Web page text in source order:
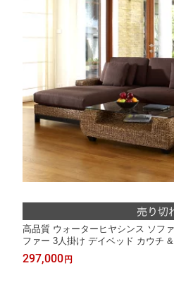
高品質 ウォーターヒヤシンス ソフ
ファー 3人掛け デイベッド カウチ
ソファ W227cm バリ リゾート 高級
ダン PERFORMAX 【在庫販売品・
297,000 円